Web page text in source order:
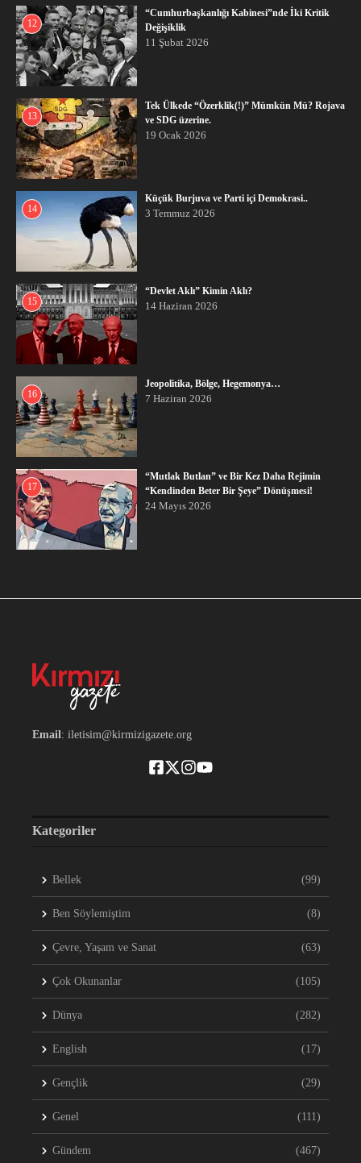
12
“Cumhurbaşkanlığı Kabinesi”nde İki Kritik
Değişiklik
11 Şubat 2026
13
Tek Ülkede “Özerklik(!)” Mümkün Mü? Rojava
ve SDG üzerine.
19 Ocak 2026
14
Küçük Burjuva ve Parti içi Demokrasi..
3 Temmuz 2026
15
“Devlet Aklı” Kimin Aklı?
14 Haziran 2026
16
Jeopolitika, Bölge, Hegemonya…
7 Haziran 2026
17
“Mutlak Butlan” ve Bir Kez Daha Rejimin
“Kendinden Beter Bir Şeye” Dönüşmesi!
24 Mayıs 2026
Email: iletisim@kirmizigazete.org
Kategoriler
Bellek (99)
Ben Söylemiştim (8)
Çevre, Yaşam ve Sanat (63)
Çok Okunanlar (105)
Dünya (282)
English (17)
Gençlik (29)
Genel (111)
Gündem (467)